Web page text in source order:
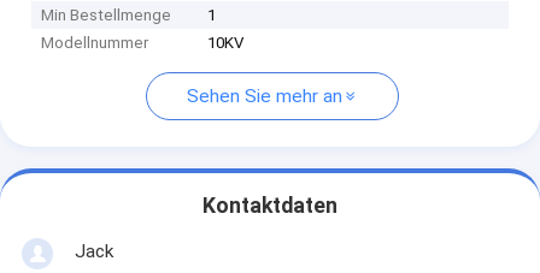
Min Bestellmenge
1
Modellnummer
10KV
Sehen Sie mehr an
Kontaktdaten
Jack